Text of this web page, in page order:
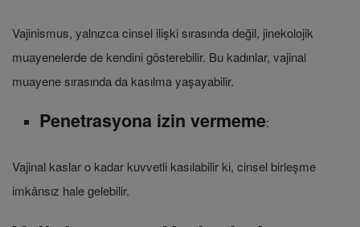
Vajinismus, yalnızca cinsel ilişki sırasında değil, jinekolojik
muayenelerde de kendini gösterebilir. Bu kadınlar, vajinal
muayene sırasında da kasılma yaşayabilir.
Penetrasyona izin vermeme:
Vajinal kaslar o kadar kuvvetli kasılabilir ki, cinsel birleşme
imkânsız hale gelebilir.